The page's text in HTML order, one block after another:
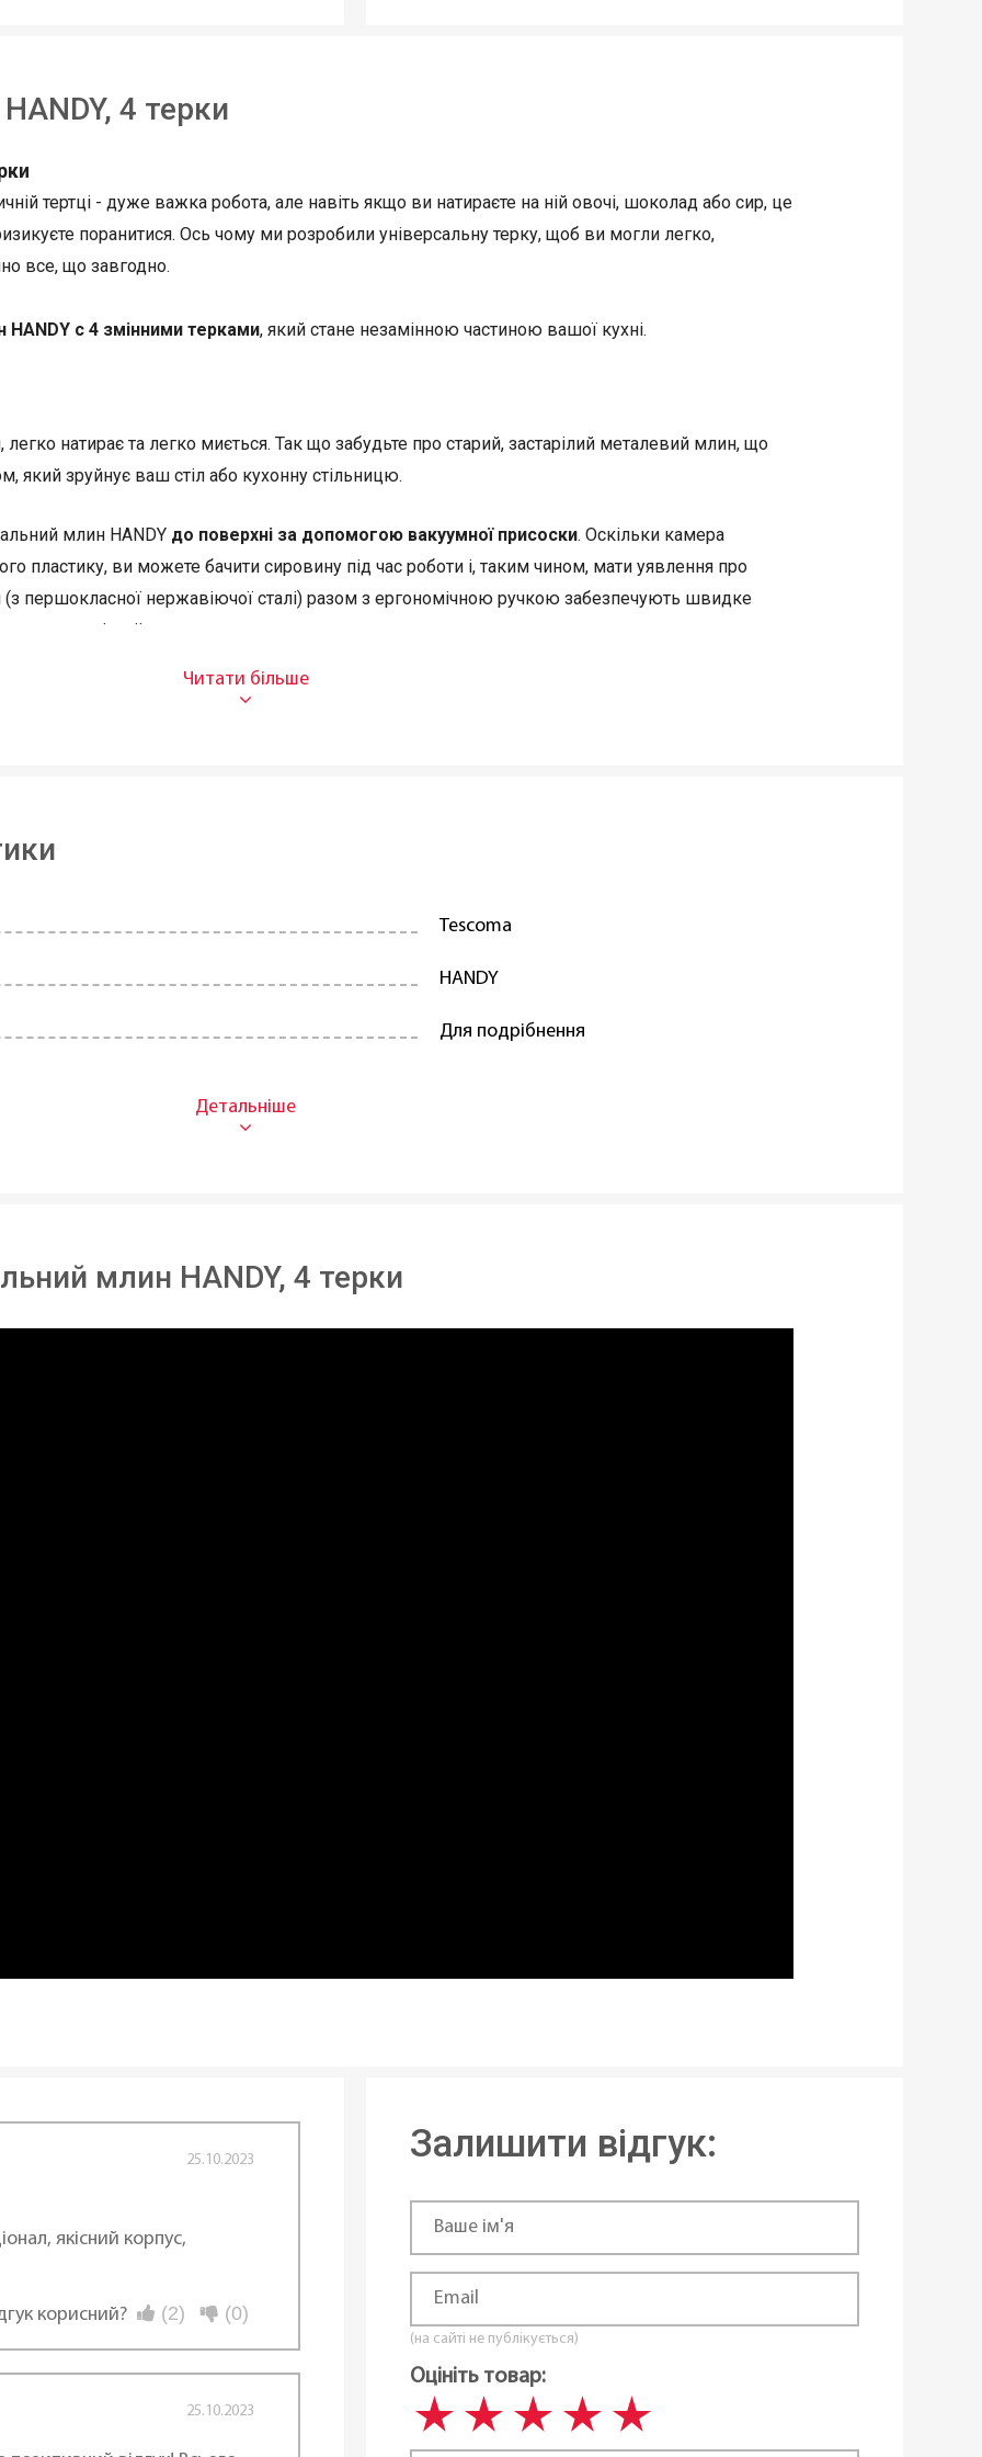
4 терки
тертці - дуже важка робота, але навіть якщо ви натираєте на ній овочі, шоколад або сир, це
поранитися. Ось чому ми розробили універсальну терку, щоб ви могли легко,
все, що завгодно.
HANDY с 4 змінними терками, який стане незамінною частиною вашої кухні.
натирає та легко миється. Так що забудьте про старий, застарілий металевий млин, що
який зруйнує ваш стіл або кухонну стільницю.
млин HANDY до поверхні за допомогою вакуумної присоски. Оскільки камера
пластику, ви можете бачити сировину під час роботи і, таким чином, мати уявлення про
(з першокласної нержавіючої сталі) разом з ергономічною ручкою забезпечують швидке
надмірної сили.
мити під проточною водою
Tescoma
HANDY
Для подрібнення
млин HANDY, 4 терки
25.10.2023
якісний корпус,
корисний? (2) (0)
25.10.2023
Залишити відгук:
(на сайті не публікується)
Оцініть товар: